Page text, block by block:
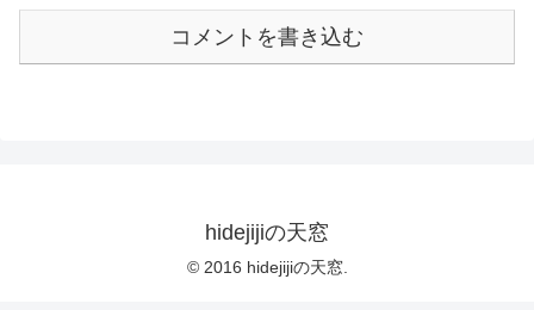
コメントを書き込む
hidejijiの天窓
© 2016 hidejijiの天窓.